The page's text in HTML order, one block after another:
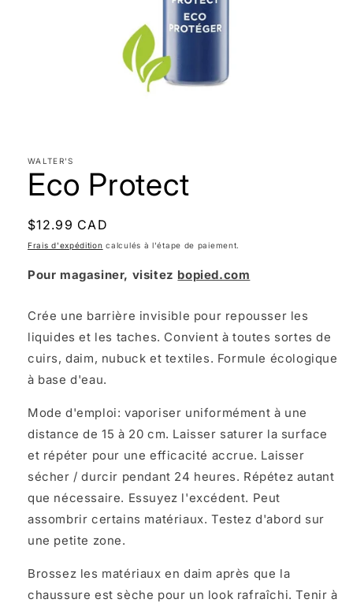
une
fenêtre
modale
WALTER'S
Eco Protect
Prix
habituel
$12.99 CAD
Frais d'expédition calculés à l'étape de paiement.
Pour magasiner, visitez bopied.com
Crée une barrière invisible pour repousser les
liquides et les taches. Convient à toutes sortes de
cuirs, daim, nubuck et textiles. Formule écologique
à base d'eau.
Mode d'emploi: vaporiser uniformément à une
distance de 15 à 20 cm. Laisser saturer la surface
et répéter pour une efficacité accrue. Laisser
sécher / durcir pendant 24 heures. Répétez autant
que nécessaire. Essuyez l'excédent. Peut
assombrir certains matériaux. Testez d'abord sur
une petite zone.
Brossez les matériaux en daim après que la
chaussure est sèche pour un look rafraîchi. Tenir à